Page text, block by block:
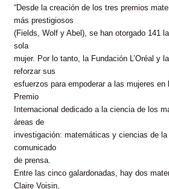
“Desde la creación de los tres premios
más prestigiosos
(Fields, Wolf y Abel), se han otorgado 141
sola
mujer. Por lo tanto, la Fundación L’Oréal y
reforzar sus
esfuerzos para empoderar a las mujeres en
Premio
Internacional dedicado a la ciencia de los
áreas de
investigación: matemáticas y ciencias de la
comunicado
de prensa.
Entre las cinco galardonadas, hay dos
Claire Voisin,